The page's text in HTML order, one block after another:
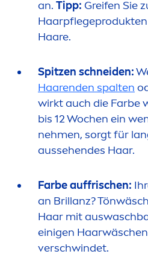
an. Tipp: Greifen Sie
Haare.
Spitzen schneiden:
Haarenden spalten
wirkt auch die Farbe
bis 12 Wochen ein
nehmen, sorgt für
aussehendes Haar.
Farbe auffrischen:
an Brillanz?
Haar mit
einigen
verschwindet.